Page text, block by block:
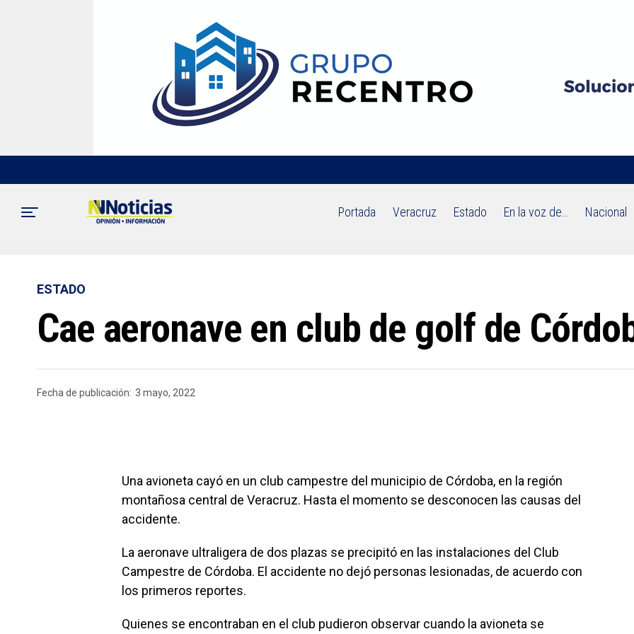
Portada Veracruz Estado En la voz de… Nacional
ESTADO
Cae aeronave en club de golf de
Fecha de publicación: 3 mayo, 2022
Una avioneta cayó en un club campestre del municipio de Córdoba, en la región
montañosa central de Veracruz. Hasta el momento se desconocen las causas del
accidente.
La aeronave ultraligera de dos plazas se precipitó en las instalaciones del Club
Campestre de Córdoba. El accidente no dejó personas lesionadas, de acuerdo con
los primeros reportes.
Quienes se encontraban en el club pudieron observar cuando la avioneta se